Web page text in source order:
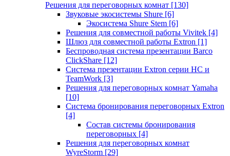
Решения для переговорных комнат [130]
Звуковые экосистемы Shure [6]
Экосистема Shure Stem [6]
Решения для совместной работы Vivitek [4]
Шлюз для совместной работы Extron [1]
Беспроводная система презентации Barco
ClickShare [12]
Система презентации Extron серии HC и
TeamWork [3]
Решения для переговорных комнат Yamaha
[10]
Система бронирования переговорных Extron
[4]
Состав системы бронирования
переговорных [4]
Решения для переговорных комнат
WyreStorm [29]